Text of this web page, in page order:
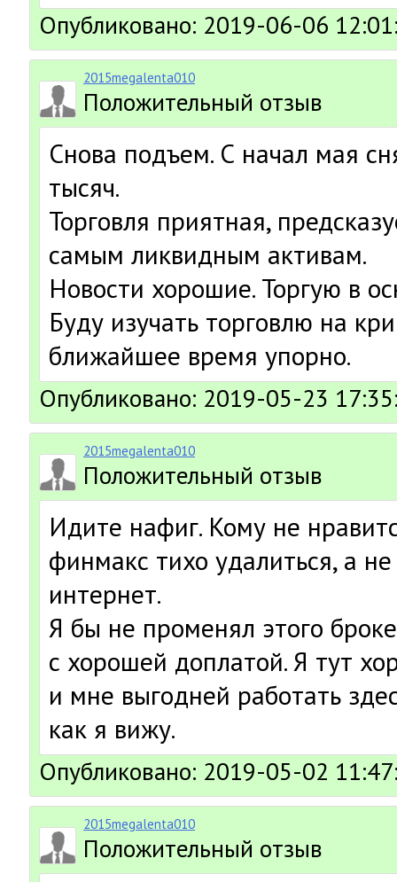
Опубликовано: 2019-06-06
2015megalenta010
Положительный отзыв
Снова подъем. С начал мая
тысяч.
Торговля приятная,
самым ликвидным активам.
Новости хорошие. Торгую в
Буду изучать торговлю на
ближайшее время упорно.
Опубликовано: 2019-05-23
2015megalenta010
Положительный отзыв
Идите нафиг. Кому не
финмакс тихо удалиться, а
интернет.
Я бы не променял этого
с хорошей доплатой. Я тут
и мне выгодней работать
как я вижу.
Опубликовано: 2019-05-02
2015megalenta010
Положительный отзыв